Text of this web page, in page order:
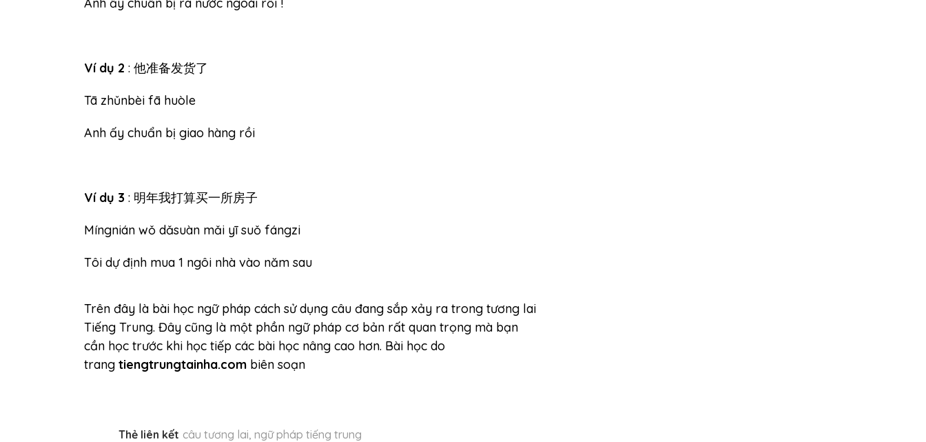
Ví dụ 2 : 他准备发货了
Tā zhǔnbèi fā huòle
Anh ấy chuẩn bị giao hàng rồi
Ví dụ 3 : 明年我打算买一所房子
Míngnián wǒ dǎsuàn mǎi yī suǒ fángzi
Tôi dự định mua 1 ngôi nhà vào năm sau
Trên đây là bài học ngữ pháp cách sử dụng câu đang sắp xảy ra trong tương lai
Tiếng Trung. Đây cũng là một phần ngữ pháp cơ bản rất quan trọng mà bạn
cần học trước khi học tiếp các bài học nâng cao hơn. Bài học do
trang tiengtrungtainha.com biên soạn
Thẻ liên kết câu tương lai, ngữ pháp tiếng trung